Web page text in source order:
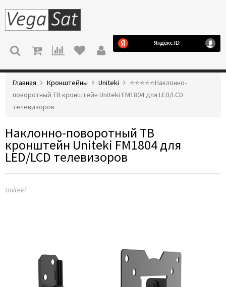
МЕНЮ
Главная Кронштейны Uniteki
⭐️⭐️⭐️⭐️⭐️Наклонно-
поворотный ТВ кронштейн Uniteki FM1804 для LED/LCD
телевизоров
Наклонно-поворотный ТВ
кронштейн Uniteki FM1804 для
LED/LCD телевизоров
Uniteki